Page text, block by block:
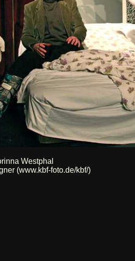
Westphal
(www.kbf-foto.de/kbf/)